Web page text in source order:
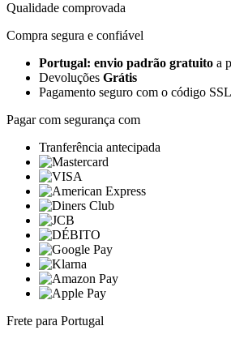
Qualidade comprovada
Compra segura e confiável
Portugal: envio padrão gratuito a
Devoluções Grátis
Pagamento seguro com o código SSL
Pagar com segurança com
Tranferência antecipada
Frete para Portugal